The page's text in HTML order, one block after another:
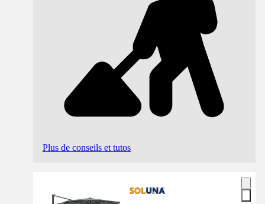
Plus de conseils et tutos